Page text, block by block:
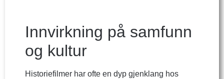
Innvirkning på samfunn
og kultur
Historiefilmer har ofte en dyp gjenklang hos